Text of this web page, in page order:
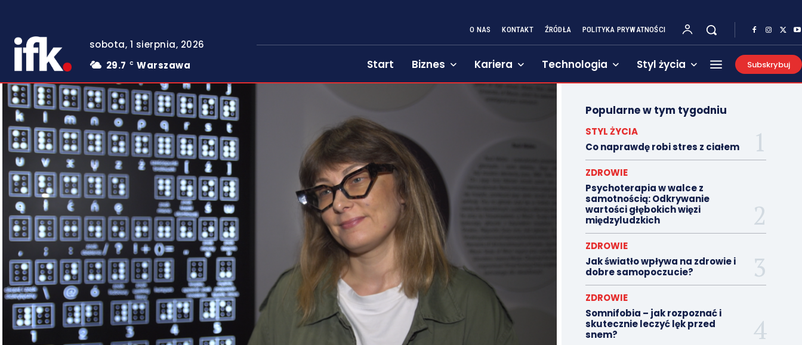
sobota, 1 sierpnia, 2026
29.7
C Warszawa
O NAS KONTAKT ŹRÓDŁA POLITYKA PRYWATNOŚCI
Start Biznes Kariera Technologia Styl życia Subskrybuj
Popularne w tym tygodniu
STYL ŻYCIA
Co naprawdę robi stres z ciałem
ZDROWIE
Psychoterapia w walce z
samotnością: Odkrywanie
wartości głębokich więzi
międzyludzkich
ZDROWIE
Jak światło wpływa na zdrowie i
dobre samopoczucie?
ZDROWIE
Somnifobia – jak rozpoznać i
skutecznie leczyć lęk przed
snem?